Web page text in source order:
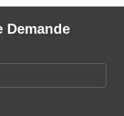
Demande